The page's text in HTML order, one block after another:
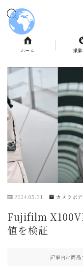
MENU
ホーム
撮影料金
よくある質問
予約状況
お問合せ
ホーム 撮
2024.05.31 カメラボデ
Fujifilm
値を検証
記事内に商品